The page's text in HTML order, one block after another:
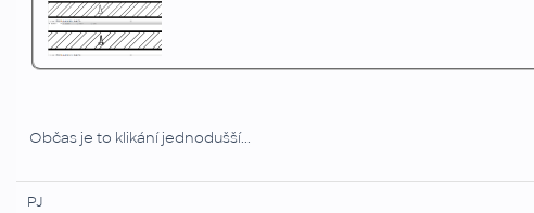
Občas je to klikání jednodušší...
PJ